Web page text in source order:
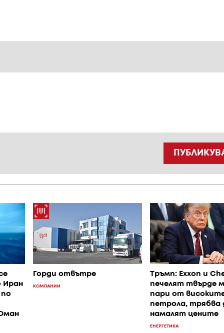
Иран
Горди отвътре
КОМПАНИИ
Тръмп: Exxon и
печелят твърде
пари от
петрола, трябва
намалят цените
ЕНЕРГЕТИКА